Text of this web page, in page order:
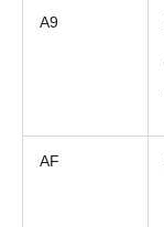
A9
AF